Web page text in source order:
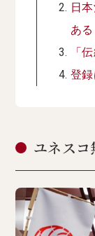
日
ある
「
登
ユネスコ